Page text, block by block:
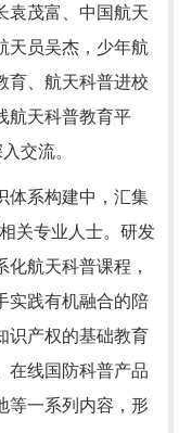
袁茂富、中国航天
天员吴杰，少年航
育、航天科普进校
航天科普教育平
交流。
体系构建中，汇集
关专业人士。研发
航天科普课程，
实践有机融合的陪
识产权的基础教育
在线国防科普产品
等一系列内容，形